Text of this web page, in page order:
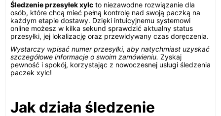
Śledzenie przesyłek xylc to niezawodne rozwiązanie dla
osób, które chcą mieć pełną kontrolę nad swoją paczką na
każdym etapie dostawy. Dzięki intuicyjnemu systemowi
online możesz w kilka sekund sprawdzić aktualny status
przesyłki, jej lokalizację oraz przewidywany czas doręczenia.
Wystarczy wpisać numer przesyłki, aby natychmiast uzyskać
szczegółowe informacje o swoim zamówieniu. Zyskaj
pewność i spokój, korzystając z nowoczesnej usługi śledzenia
paczek xylc!
Jak działa śledzenie